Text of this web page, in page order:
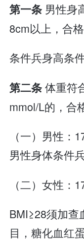
第一条 男性身
8cm以上，合格
条件兵身高条
第二条体重符
mmol/L的，合
（一）男性：
男性身体条件
（二）女性：
BMI≥28须加查
目，糖化血红